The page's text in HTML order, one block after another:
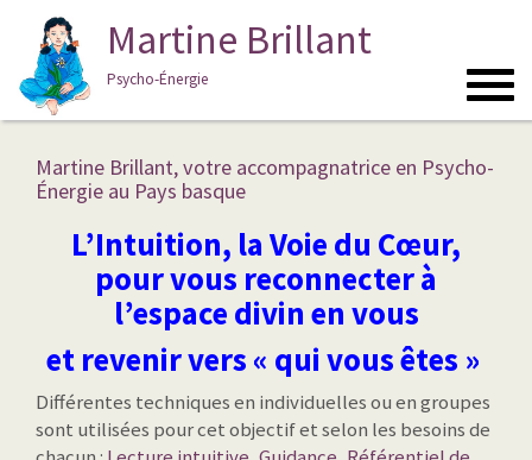
Martine Brillant
Psycho-Énergie
Martine Brillant, votre accompagnatrice en Psycho-
Énergie au Pays basque
L’Intuition, la Voie du Cœur,
pour vous reconnecter à
l’espace divin en vous
et revenir vers « qui vous êtes »
Différentes techniques en individuelles ou en groupes
sont utilisées pour cet objectif et selon les besoins de